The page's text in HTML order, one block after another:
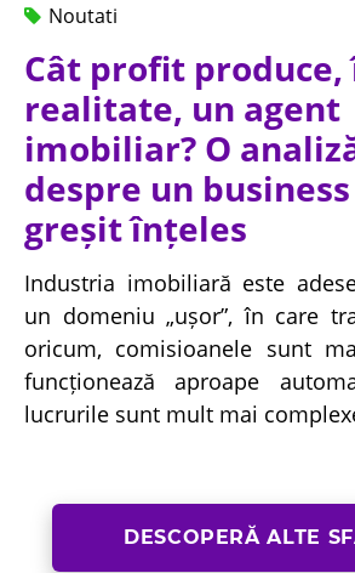
Noutati
Cât profit produce,
realitate, un agent
imobiliar? O
despre un
greșit înțeles
Industria imobiliară este
un domeniu „ușor”, în care
oricum, comisioanele sunt
funcționează aproape
lucrurile sunt mult mai
DESCOPERĂ ALTE